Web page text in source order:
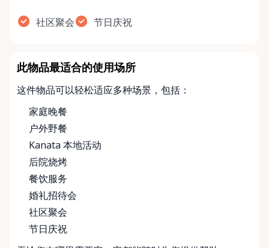
社区聚会 节日庆祝
此物品最适合的使用场所
这件物品可以轻松适应多种场景，包括：
家庭晚餐
户外野餐
Kanata 本地活动
后院烧烤
餐饮服务
婚礼招待会
社区聚会
节日庆祝